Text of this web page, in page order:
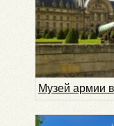
Музей армии